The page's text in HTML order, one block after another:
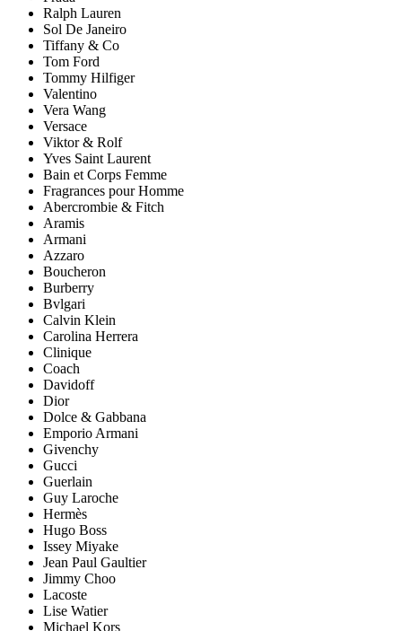
Ralph Lauren
Sol De Janeiro
Tiffany & Co
Tom Ford
Tommy Hilfiger
Valentino
Vera Wang
Versace
Viktor & Rolf
Yves Saint Laurent
Bain et Corps Femme
Fragrances pour Homme
Abercrombie & Fitch
Aramis
Armani
Azzaro
Boucheron
Burberry
Bvlgari
Calvin Klein
Carolina Herrera
Clinique
Coach
Davidoff
Dior
Dolce & Gabbana
Emporio Armani
Givenchy
Gucci
Guerlain
Guy Laroche
Hermès
Hugo Boss
Issey Miyake
Jean Paul Gaultier
Jimmy Choo
Lacoste
Lise Watier
Michael Kors